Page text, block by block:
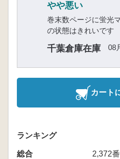
やや悪い
巻末数ページに蛍光
の状態はきれいです
千葉倉庫在庫 08
カート
ランキング
総合
2,372